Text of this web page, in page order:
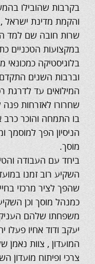
בקרבות שהובילו
והקמת מדינת
שרות חובה שם למד
במקצועות הטכניים
בלוגיסטיקה כמכונאי
וברבות השנים
המילואים עד לדרגת
שחרורו לאזרחות
בו התמחה והוכר כרב
הניסיון הפך למוסמך
מוסך.
ביחד עם העבודה
השקיע רוב זמנו
שהפך לציר מרכזי
כמנהל מוסך וכן
משפחתו שלהם
יעקב ודוד אחיו פעלו
המועדון , צוות נאמן
צרכי ופיתוח מועדון